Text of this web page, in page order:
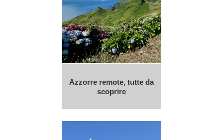
Azzorre remote, tutte da
scoprire